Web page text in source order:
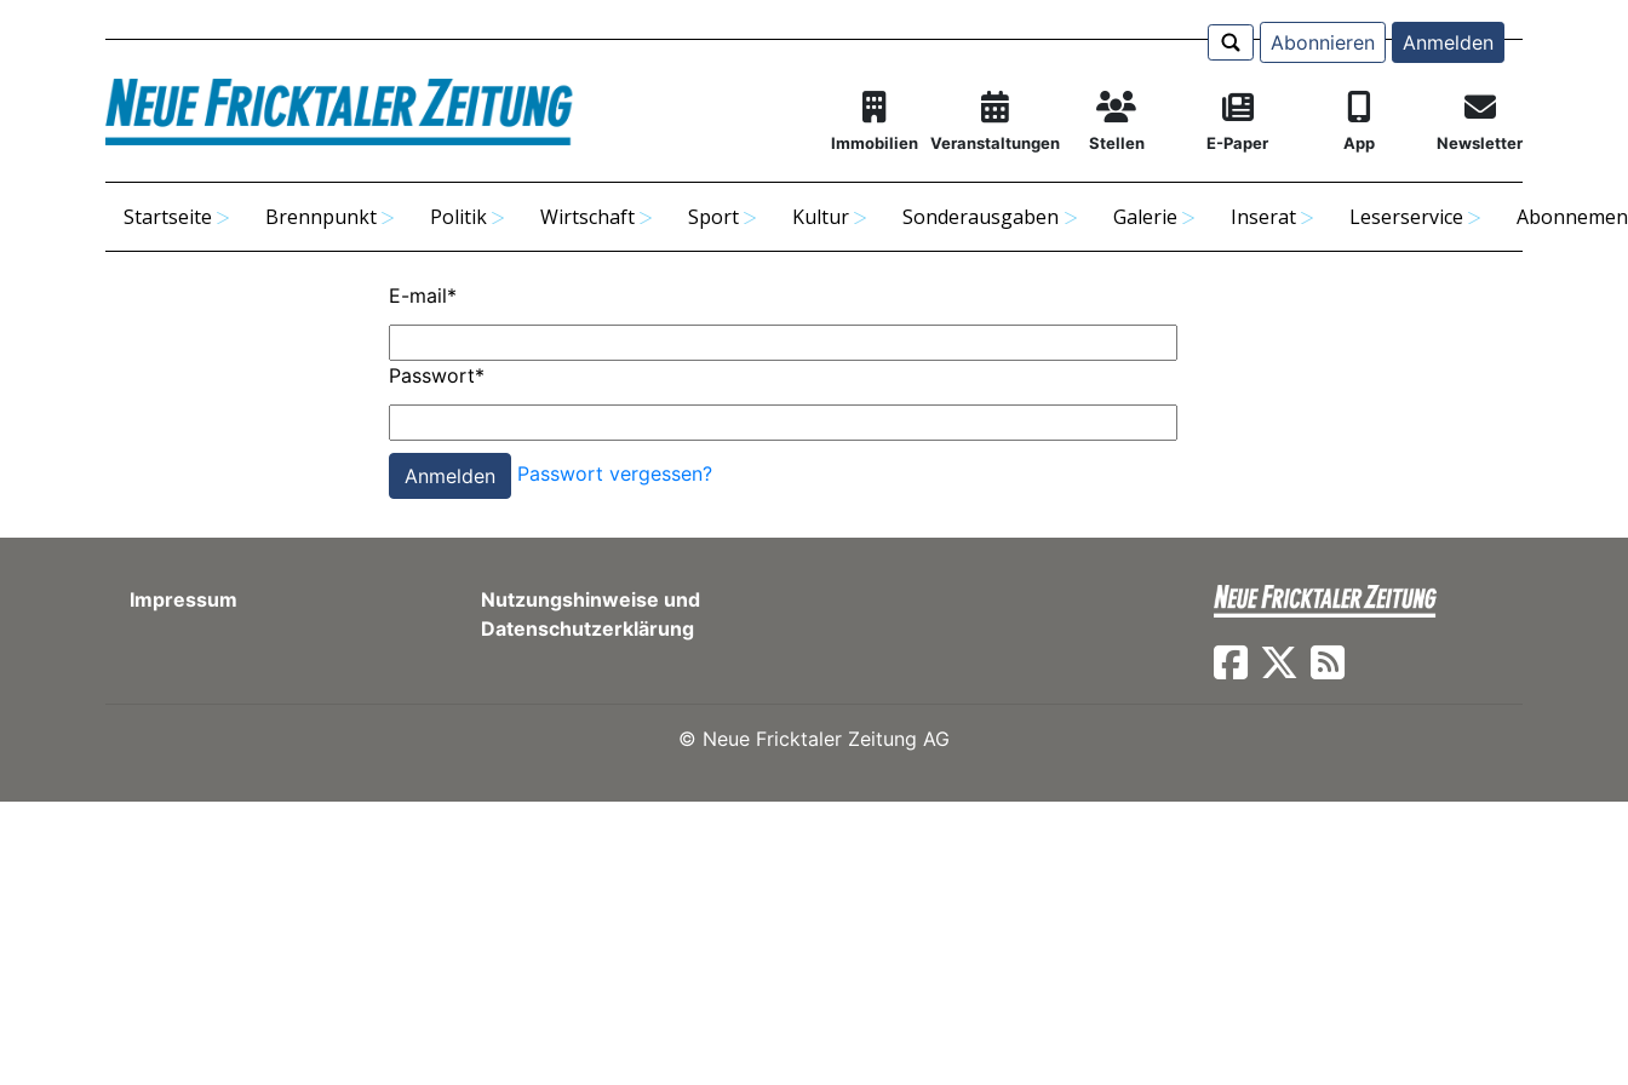
Abonnieren Anmelden
Immobilien Veranstaltungen Stellen E-Paper App Newsletter
Startseite Brennpunkt Politik Wirtschaft Sport Kultur Sonderausgaben Galerie Inserat Leserservice
E-mail*
Passwort*
Passwort vergessen?
Impressum
Nutzungshinweise und
Datenschutzerklärung
© Neue Fricktaler Zeitung AG